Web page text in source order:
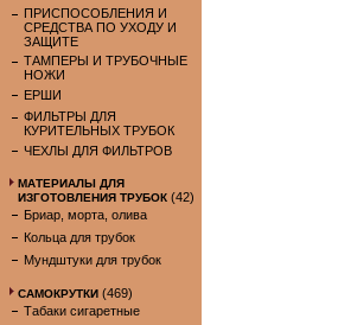
ПРИСПОСОБЛЕНИЯ И
СРЕДСТВА ПО УХОДУ И
ЗАЩИТЕ
ТАМПЕРЫ И ТРУБОЧНЫЕ
НОЖИ
ЕРШИ
ФИЛЬТРЫ ДЛЯ
КУРИТЕЛЬНЫХ ТРУБОК
ЧЕХЛЫ ДЛЯ ФИЛЬТРОВ
МАТЕРИАЛЫ ДЛЯ
ИЗГОТОВЛЕНИЯ ТРУБОК (42)
Бриар, морта, олива
Кольца для трубок
Мундштуки для трубок
САМОКРУТКИ (469)
Табаки сигаретные